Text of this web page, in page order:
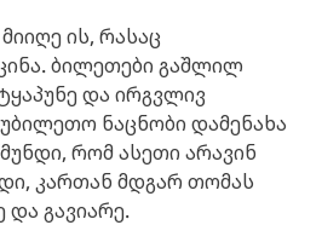
ის, რასაც
ბილეთები გაშლილ
და ირგვლივ
ნაცნობი დამენახა
რომ ასეთი არავინ
კართან მდგარ თომას
და გავიარე.